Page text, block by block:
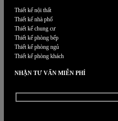
Thiết kế nội thất
Thiết kế nhà phố
Thiết kế chung cư
Thiết kế phòng bếp
Thiết kế phòng ngủ
Thiết kế phòng khách
NHẬN TƯ VẤN MIỄN PHÍ